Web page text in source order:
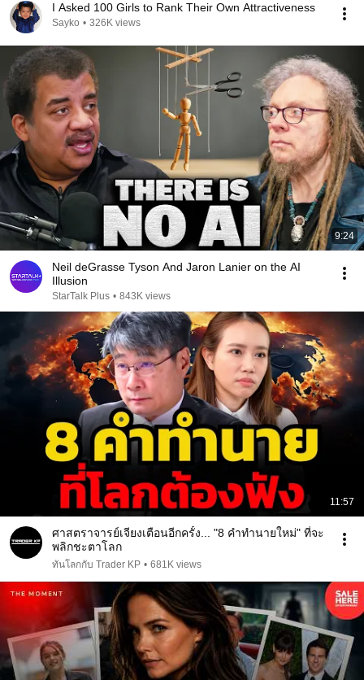
I Asked 100 Girls to Rank Their Own Attractiveness
Sayko • 326K views
9:24
Neil deGrasse Tyson And Jaron Lanier on the AI
Illusion
StarTalk Plus • 843K views
11:57
ศาสตราจารย์เจียงเตือนอีกครั้ง... "8 คำทำนายใหม่" ที่จะ
พลิกชะตาโลก
ทันโลกกับ Trader KP • 681K views